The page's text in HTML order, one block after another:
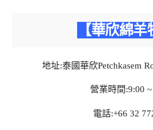
【華欣綿羊
地址:泰國華欣Petchkasem
營業時間:9:00
電話:+66 32